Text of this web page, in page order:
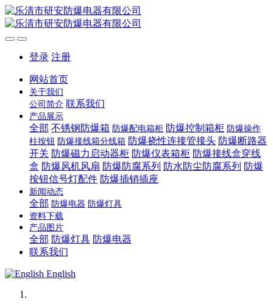
登录 注册
网站首页
关于我们
公司简介 联系我们
产品展示
全部 不锈钢防爆箱 防爆配电箱柜 防爆控制箱柜 防爆操作
柱按钮 防爆接线箱分线箱 防爆挠性连接管接头 防爆断路器
开关 防爆磁力启动器柜 防爆仪表箱柜 防爆接线盒穿线
盒 防爆风机风扇 防爆防腐系列 防水防尘防腐系列 防爆
按钮信号灯配件 防爆插销插座
新闻动态
全部 防爆电器 防爆灯具
资料下载
产品图片
全部 防爆灯具 防爆电器
联系我们
English